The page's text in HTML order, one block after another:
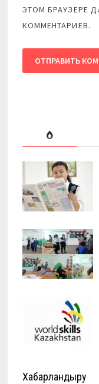
ЭТОМ БРАУЗЕРЕ
КОММЕНТАРИЕВ.
Хабарландыру